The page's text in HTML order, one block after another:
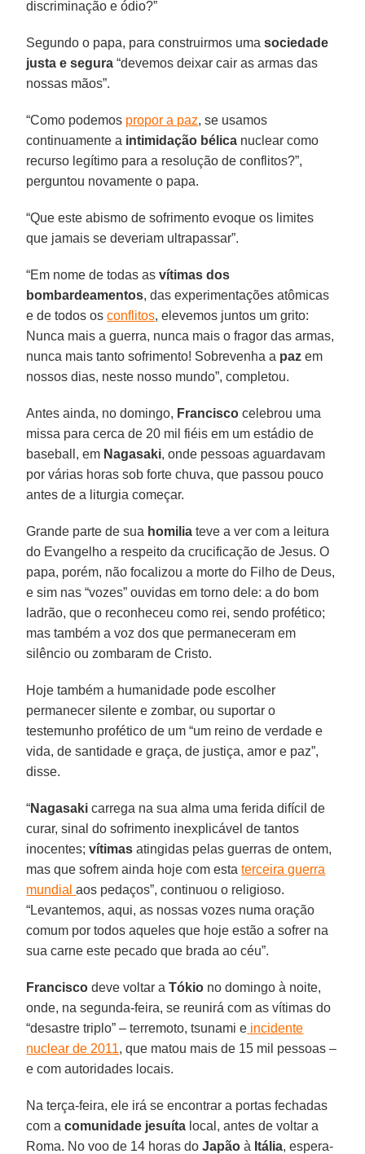
discriminação e ódio?”
Segundo o papa, para construirmos umasociedade
justa e segura “devemos deixar cair as armas das
nossas mãos”.
“Como podemos propor a paz, se usamos
continuamente a intimidação bélica nuclear como
recurso legítimo para a resolução de conflitos?”,
perguntou novamente o papa.
“Que este abismo de sofrimento evoque os limites
que jamais se deveriam ultrapassar”.
“Em nome de todas asvítimas dos
bombardeamentos, das experimentações atômicas
e de todos osconflitos, elevemos juntos um grito:
Nunca mais a guerra, nunca mais o fragor das armas,
nunca mais tanto sofrimento! Sobrevenha a paz em
nossos dias, neste nosso mundo”, completou.
Antes ainda, no domingo, Francisco celebrou uma
missa para cerca de 20 mil fiéis em um estádio de
baseball, em Nagasaki, onde pessoas aguardavam
por várias horas sob forte chuva, que passou pouco
antes de a liturgia começar.
Grande parte de sua homilia teve a ver com a leitura
do Evangelho a respeito da crucificação de Jesus. O
papa, porém, não focalizou a morte do Filho de Deus,
e sim nas “vozes” ouvidas em torno dele: a do bom
ladrão, que o reconheceu como rei, sendo profético;
mas também a voz dos que permaneceram em
silêncio ou zombaram de Cristo.
Hoje também a humanidade pode escolher
permanecer silente e zombar, ou suportar o
testemunho profético de um “um reino de verdade e
vida, de santidade e graça, de justiça, amor e paz”,
disse.
“Nagasaki carrega na sua alma uma ferida difícil de
curar, sinal do sofrimento inexplicável de tantos
inocentes;vítimas atingidas pelas guerras de ontem,
mas que sofrem ainda hoje com estaterceira guerra
mundialaos pedaços”, continuou o religioso.
“Levantemos, aqui, as nossas vozes numa oração
comum por todos aqueles que hoje estão a sofrer na
sua carne este pecado que brada ao céu”.
Francisco deve voltar aTókio no domingo à noite,
onde, na segunda-feira, se reunirá com as vítimas do
“desastre triplo” – terremoto, tsunami e incidente
nuclear de 2011, que matou mais de 15 mil pessoas –
e com autoridades locais.
Na terça-feira, ele irá se encontrar a portas fechadas
com acomunidade jesuíta local, antes de voltar a
Roma. No voo de 14 horas doJapão à Itália, espera-